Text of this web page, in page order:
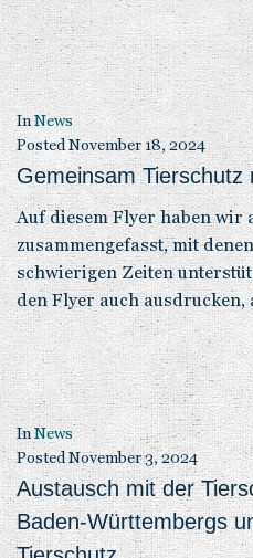
InNews
PostedNovember 18, 2024
Gemeinsam Tierschutz
Auf diesem Flyer haben wir
zusammengefasst, mit
schwierigen Zeiten
den Flyer auch ausdrucken,
InNews
PostedNovember 3, 2024
Austausch mit der
Baden-Württembergs